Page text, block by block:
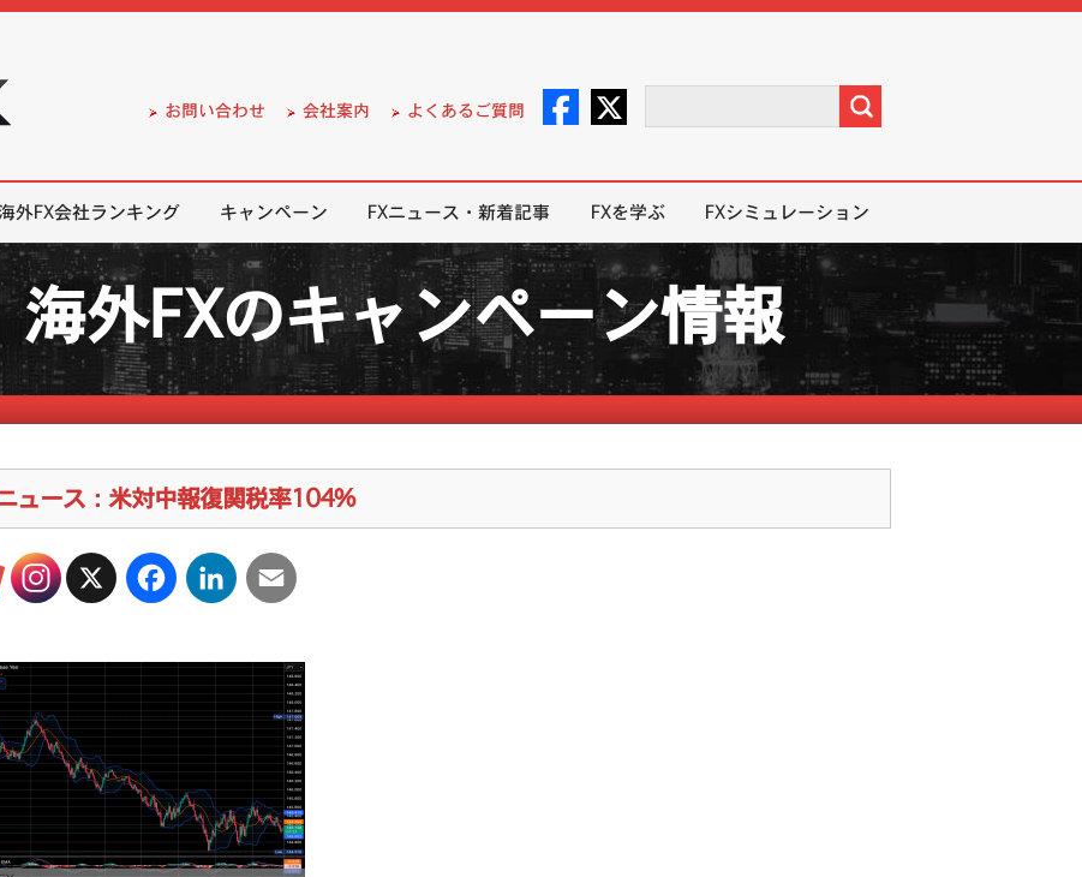
お問い合わせ 会社案内 よくあるご質問
海外FX会社ランキング キャンペーン FXニュース・新着記事 FXを学ぶ FXシミュレーション
海外FXのキャンペーン情報
ュース：米対中報復関税率104%